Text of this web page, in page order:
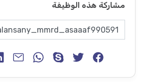
مشاركة هذه الوظيفة